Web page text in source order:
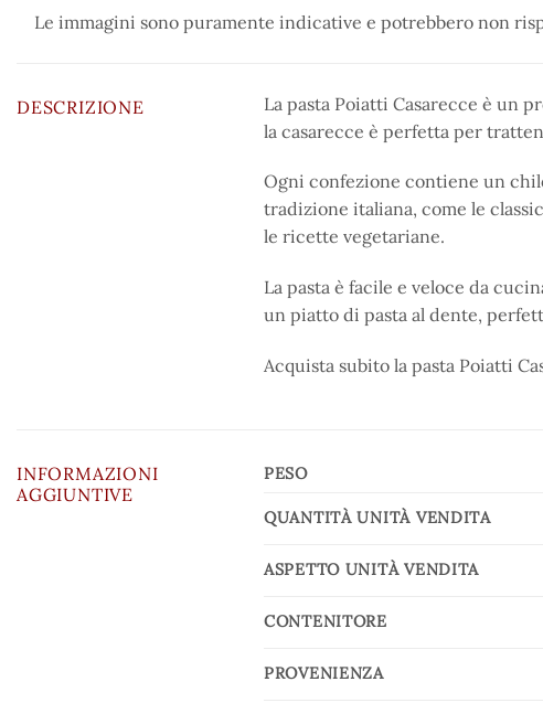
Le immagini sono puramente indicative e potrebbero non
DESCRIZIONE
La pasta Poiatti Casarecce è un
la casarecce è perfetta per
Ogni confezione contiene un
tradizione italiana, come le
le ricette vegetariane.
La pasta è facile e veloce da
un piatto di pasta al dente,
Acquista subito la pasta Poiatti
INFORMAZIONI
AGGIUNTIVE
PESO
QUANTITÀ UNITÀ VENDITA
ASPETTO UNITÀ VENDITA
CONTENITORE
PROVENIENZA